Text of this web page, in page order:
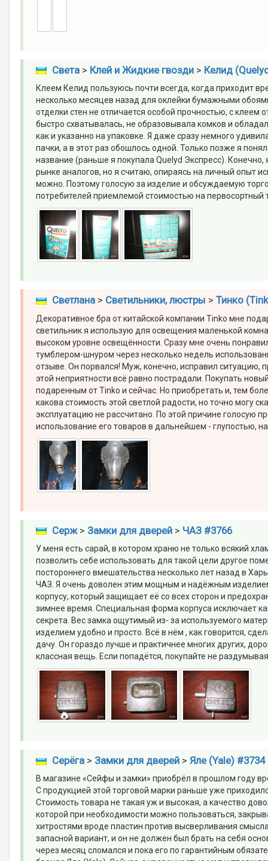
Cвета> Клей и Жидкие гвозди> Келид
Клеем Келид пользуюсь почти всегда, когда приходит
несколько месяцев назад для оклейки бумажными
отделки стен не отличается особой прочностью, с
быстро схватывалась, не образовывала комков и
как и указанно на упаковке. Я даже сразу немного
пачки, а в этот раз обошлось одной. Только позже я
название (раньше я покупала Quelyd Экспресс).
рынке аналогов, но я считаю, опираясь на личный опыт
можно. Поэтому голосую за изделие и обсуждаемую
потребителей приемлемой стоимостью на первосортный
Светлана> Светильники, люстры > Тинко
Декоративное бра от китайской компании Tinko мне
светильник я использую для освещения маленькой
высоком уровне освещённости. Сразу мне очень
тумблером-шнуром через несколько недель
отзыве. Он порвался! Муж, конечно, исправил ситуацию,
этой неприятности всё равно пострадали. Покупать
подаренным от Tinko и сейчас. Но приобретать и, тем
какова стоимость этой светлой радости, но точно могу
эксплуатацию не рассчитано. По этой причине голосую
использование его товаров в дальнейшем - глупостью,
Серж> Замки для дверей> ЧАЗ #3766
У меня есть сарай, в котором храню не только всякий
позволить себе использовать для такой цели другое
постороннего вмешательства несколько лет назад в
ЧАЗ. Я очень доволен этим мощным и надёжным
корпусу, который защищает её со всех сторон и
зимнее время. Специальная форма корпуса исключает
секрета. Вес замка ощутимый из- за используемого
изделием удобно и просто. Всё в нём , как говорится,
дачу. Он гораздо лучше и практичнее многих других,
классная вещь. Если попадётся, покупайте не
Серёга> Замки для дверей> Яле (Yale) #3734
В магазине «Сейфы и замки» приобрёл в прошлом году
С продукцией этой торговой марки раньше уже
Стоимость товара не такая уж и высокая, а качество
которой при необходимости можно пользоваться,
хитростями вроде пластин против высверливания
запасной вариант, и он не должен был брать на себя
через месяц сломался и пока его по гарантийным